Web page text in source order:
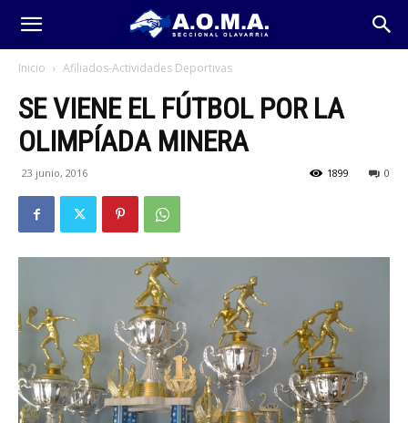
Inicio Afiliados-Actividades Deportivas
SE VIENE EL FÚTBOL POR LA
OLIMPÍADA MINERA
23 junio, 2016 0
1899